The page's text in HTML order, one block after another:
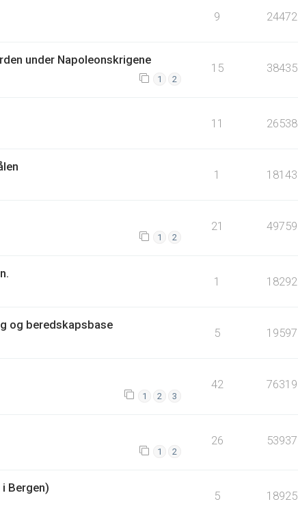
9 24472
under Napoleonskrigene
1 2
15 38435
11 26538
1 18143
1 2
21 49759
1 18292
og beredskapsbase
5 19597
1 2 3
42 76319
1 2
26 53937
Bergen)
5 18925